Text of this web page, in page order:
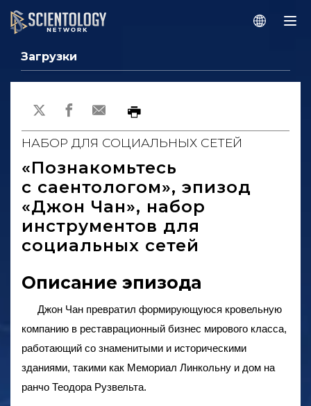
Загрузки
НАБОР ДЛЯ СОЦИАЛЬНЫХ СЕТЕЙ
«Познакомьтесь
с саентологом», эпизод
«Джон Чан», набор
инструментов для
социальных сетей
Описание эпизода
Джон Чан превратил формирующуюся кровельную
компанию в реставрационный бизнес мирового класса,
работающий со знаменитыми и историческими
зданиями, такими как Мемориал Линкольну и дом на
ранчо Теодора Рузвельта.